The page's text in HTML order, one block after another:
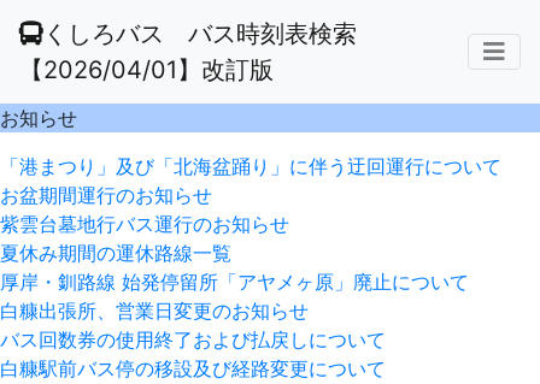
くしろバス バス時刻表検索
【2026/04/01】改訂版
お知らせ
「港まつり」及び「北海盆踊り」に伴う迂回運行について
お盆期間運行のお知らせ
紫雲台墓地行バス運行のお知らせ
夏休み期間の運休路線一覧
厚岸・釧路線 始発停留所「アヤメヶ原」廃止について
白糠出張所、営業日変更のお知らせ
バス回数券の使用終了および払戻しについて
白糠駅前バス停の移設及び経路変更について